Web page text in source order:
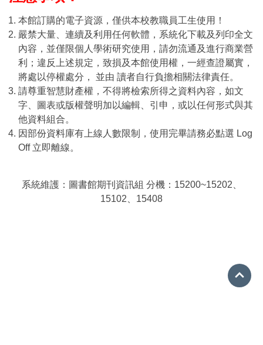
本館訂購的電子資源，僅供本校教職員工生使用！
嚴禁大量、連續及利用任何軟體，系統化下載及列印全文
內容，並僅限個人學術研究使用，請勿流通及進行商業營
利；違反上述規定，致損及本館使用權，一經查證屬實，
將處以停權處分， 並由 讀者自行負擔相關法律責任。
請尊重智慧財產權，不得將檢索所得之資料內容，如文
字、圖表或版權聲明加以編輯、引申，或以任何形式與其
他資料組合。
因部份資料庫有上線人數限制，使用完畢請務必點選 Log
Off 立即離線。
系統維護：圖書館期刊資訊組 分機：15200~15202、
15102、15408